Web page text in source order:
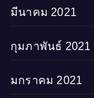
มีนาคม 2021
กุมภาพันธ์ 2021
มกราคม 2021